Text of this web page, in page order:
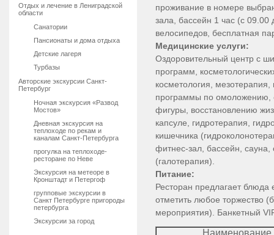
проживание в номере
зала, бассейн 1 час (с
велосипедов, бесплатная
Медицинские услуги:
Оздоровительный центр с
программ,
косметология,
программы по омоложению,
фигуры, восстановлению
капсуле, гидротерапия,
кишечника
фитнес-зал, бассейн,
(галотерапия).
Питание:
Ресторан предлагает
отметить любое торжество
мероприятия). Банкетный
Наименование
Отдых и лечение в Лениградской
области
Санатории
Пансионаты и дома отдыха
Детские лагеря
Турбазы
Авторские экскурсии Санкт-
Петербург
Ночная экскурсия «Развод
Мостов»
Дневная экскурсия на
теплоходе по рекам и
каналам Санкт-Петербурга
прогулка на теплоходе-
ресторане по Неве
Экскурсия на метеоре в
Кронштадт и Петергоф
групповые экскурсии в
Санкт Петербурге пригороды
петербурга
Экскурсии за город